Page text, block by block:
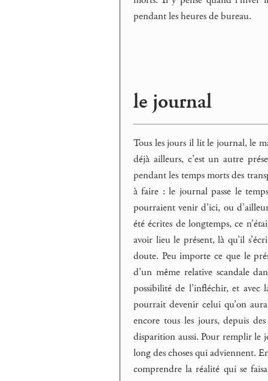
pendant les heures de bureau.
le journal
Tous les jours il lit le journal, le
déjà ailleurs, c’est un autre
pendant les temps morts des
à faire : le journal passe le
pourraient venir d’ici, ou
été écrites de longtemps, ce
avoir lieu le présent, là qu’il
doute. Peu importe ce que le
d’un même relative scandale
possibilité de l’infléchir, et
pourrait devenir celui qu’on
encore tous les jours, depuis
disparition aussi. Pour remplir le
long des choses qui adviennent.
comprendre la réalité qui se